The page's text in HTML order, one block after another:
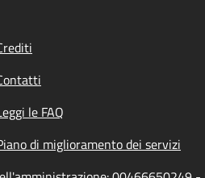
le FAQ
di miglioramento dei servizi